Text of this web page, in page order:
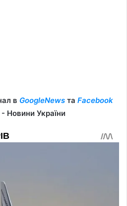
в GoogleNews та Facebook
- Новини України